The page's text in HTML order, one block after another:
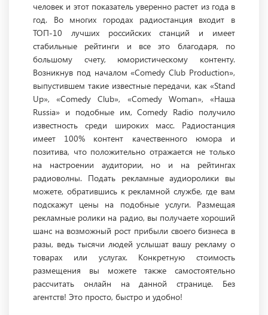
человек и этот показатель уверенно растет из года в
год. Во многих городах радиостанция входит в
ТОП-10 лучших российских станций и имеет
стабильные рейтинги и все это благодаря, по
большому счету, юмористическому контенту.
Возникнув под началом «Comedy Club Production»,
выпустившем такие известные передачи, как «Stand
Up», «Comedy Club», «Comedy Woman», «Наша
Russia» и подобные им, Comedy Radio получило
известность среди широких масс. Радиостанция
имеет 100% контент качественного юмора и
позитива, что положительно отражается не только
на настроении аудитории, но и на рейтингах
радиоволны. Подать рекламные аудиоролики вы
можете, обратившись к рекламной службе, где вам
подскажут цены на подобные услуги. Размещая
рекламные ролики на радио, вы получаете хороший
шанс на возможный рост прибыли своего бизнеса в
разы, ведь тысячи людей услышат вашу рекламу о
товарах или услугах. Конкретную стоимость
размещения вы можете также самостоятельно
рассчитать онлайн на данной странице. Без
агентств! Это просто, быстро и удобно!